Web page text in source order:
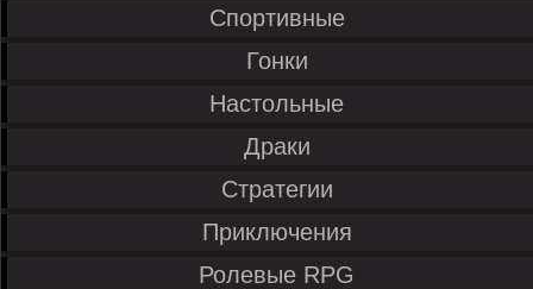
Спортивные
Гонки
Настольные
Драки
Стратегии
Приключения
Ролевые RPG